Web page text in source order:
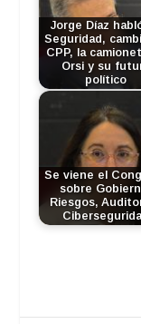
Jorge Díaz
Seguridad,
CPP, la
Orsi y su
político
Se viene el
sobre
Riesgos,